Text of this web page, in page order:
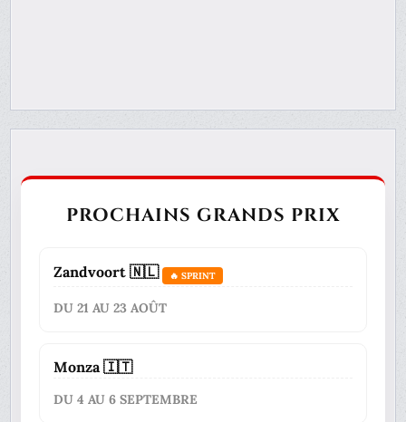
PROCHAINS GRANDS PRIX
Zandvoort 🇳🇱 🔥 SPRINT
DU 21 AU 23 AOÛT
Monza 🇮🇹
DU 4 AU 6 SEPTEMBRE